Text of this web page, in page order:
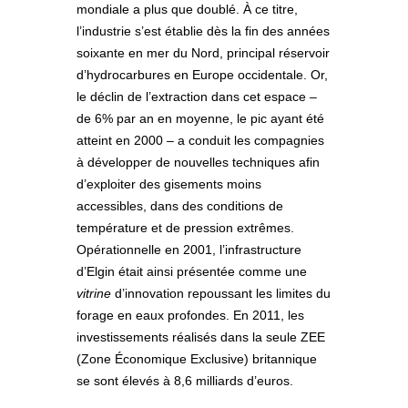
mondiale a plus que doublé. À ce titre,
l’industrie s’est établie dès la fin des années
soixante en mer du Nord, principal réservoir
d’hydrocarbures en Europe occidentale. Or,
le déclin de l’extraction dans cet espace –
de 6% par an en moyenne, le pic ayant été
atteint en 2000 – a conduit les compagnies
à développer de nouvelles techniques afin
d’exploiter des gisements moins
accessibles, dans des conditions de
température et de pression extrêmes.
Opérationnelle en 2001, l’infrastructure
d’Elgin était ainsi présentée comme une
vitrine d’innovation repoussant les limites du
forage en eaux profondes. En 2011, les
investissements réalisés dans la seule ZEE
(Zone Économique Exclusive) britannique
se sont élevés à 8,6 milliards d’euros.